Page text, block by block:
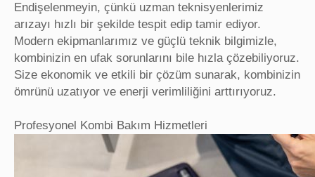
Endişelenmeyin, çünkü uzman teknisyenlerimiz
arızayı hızlı bir şekilde tespit edip tamir ediyor.
Modern ekipmanlarımız ve güçlü teknik bilgimizle,
kombinizin en ufak sorunlarını bile hızla çözebiliyoruz.
Size ekonomik ve etkili bir çözüm sunarak, kombinizin
ömrünü uzatıyor ve enerji verimliliğini arttırıyoruz.
Profesyonel Kombi Bakım Hizmetleri